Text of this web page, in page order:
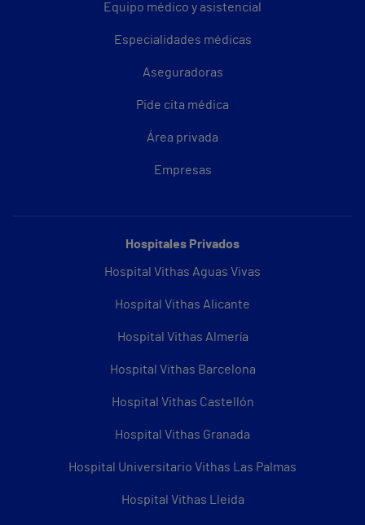
Equipo médico y asistencial
Especialidades médicas
Aseguradoras
Pide cita médica
Área privada
Empresas
Hospitales Privados
Hospital Vithas Aguas Vivas
Hospital Vithas Alicante
Hospital Vithas Almería
Hospital Vithas Barcelona
Hospital Vithas Castellón
Hospital Vithas Granada
Hospital Universitario Vithas Las Palmas
Hospital Vithas Lleida